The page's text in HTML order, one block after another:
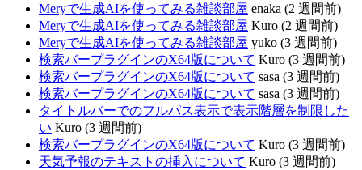
Meryで生成AIを使ってみる雑談部屋 enaka (2 週間前)
Meryで生成AIを使ってみる雑談部屋 Kuro (2 週間前)
Meryで生成AIを使ってみる雑談部屋 yuko (3 週間前)
検索バープラグインのX64版について Kuro (3 週間前)
検索バープラグインのX64版について sasa (3 週間前)
検索バープラグインのX64版について sasa (3 週間前)
タイトルバーでのフルパス表示で表示階層を制限した
い Kuro (3 週間前)
検索バープラグインのX64版について Kuro (3 週間前)
天気予報のテキストの挿入について Kuro (3 週間前)